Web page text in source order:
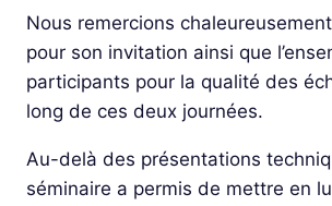
Nous remercions
pour son invitation ainsi que
participants pour la qualité des
long de ces deux journées.
Au-delà des présentations
séminaire a permis de mettre en